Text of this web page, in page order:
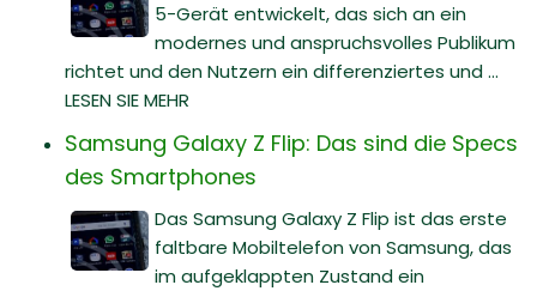
5-Gerät entwickelt, das sich an ein
modernes und anspruchsvolles Publikum
richtet und den Nutzern ein differenziertes und ...
LESEN SIE MEHR
Samsung Galaxy Z Flip: Das sind die Specs
des Smartphones
Das Samsung Galaxy Z Flip ist das erste
faltbare Mobiltelefon von Samsung, das
im aufgeklappten Zustand ein